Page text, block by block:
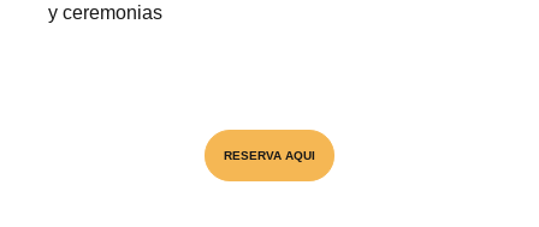
y ceremonias
RESERVA AQUI